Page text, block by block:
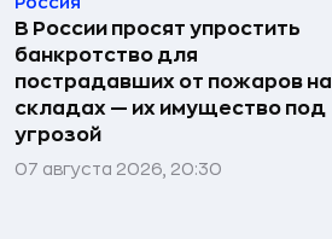
В России просят упростить
банкротство для
пострадавших от пожаров на
складах — их имущество под
угрозой
07 августа 2026, 20:30